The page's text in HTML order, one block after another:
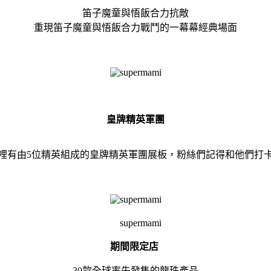
笛子魔童與悟飯合力抗敵
重現笛子魔童與悟飯合力戰鬥的一幕幕經典場面
皇牌精英軍團
有由5位精英組成的皇牌精英軍團展板，粉絲們記得和他們打
期間限定店